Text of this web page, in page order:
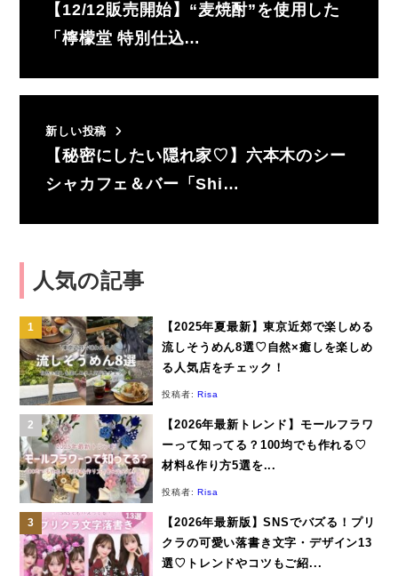
【12/12販売開始】“麦焼酎”を使用した
「檸檬堂 特別仕込…
新しい投稿
【秘密にしたい隠れ家♡】六本木のシー
シャカフェ＆バー「Shi…
人気の記事
【2025年夏最新】東京近郊で楽しめる
流しそうめん8選♡自然×癒しを楽しめ
る人気店をチェック！
投稿者:Risa
【2026年最新トレンド】モールフラワ
ーって知ってる？100均でも作れる♡
材料&作り方5選を...
投稿者:Risa
【2026年最新版】SNSでバズる！プリ
クラの可愛い落書き文字・デザイン13
選♡トレンドやコツもご紹...